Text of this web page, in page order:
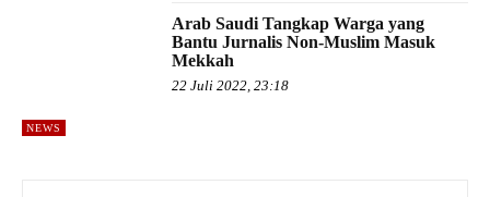
NEWS
Arab Saudi Tangkap Warga yang
Bantu Jurnalis Non-Muslim Masuk
Mekkah
22 Juli 2022, 23:18